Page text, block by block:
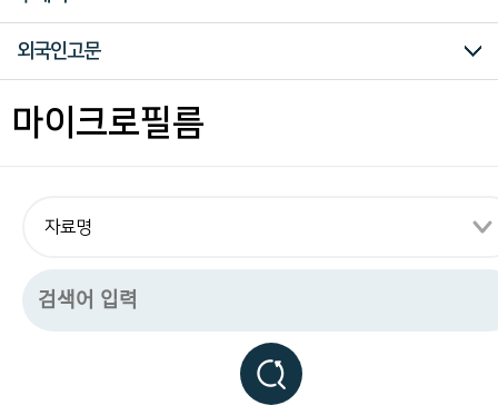
는
운
전체
시대
조선
개항기
개항이후
대한제국기
일제강점기
일제강점시대
해방이후
주제어
강제연행
개혁운동
견문보고
강제침탈
공산주의운동
국권침탈
근우회운동
노동운동
농민운동
민족주의
소년운동
신간회운동
언론출판운동
여성운동
조선공산당
종교단체
청년운동
학생운동
국내정치
군사제도
근대교육
근대문물
금융재정
기독교
내정간섭
대외관계
대외무역
독립운동
동양척식주식회사
동학
러시아
만주
독립군운동
모금활동
미주
산업일반
식민지교육
식민통치
언론 출판
외국인고문
이권침탈
인구통계
일본
일제침략
임시의정원
잡건
재정금융
재해
중국관내
치안범죄
토지조사사업
페르시아문서
하와이한인사회
한 일외교
한국강점
훈령
기타
외국인고문
강제연행
개혁운동
견문보고
강제침탈
공산주의운동
국권침탈
근우회운동
노동운동
농민운동
민족주의
소년운동
신간회운동
언론출판운동
여성운동
조선공산당
종교단체
청년운동
학생운동
국내정치
군사제도
근대교육
근대문물
금융재정
기독교
내정간섭
대외관계
대외무역
독립운동
동양척식주식회사
동학
러시아
만주
독립군운동
모금활동
미주
산업일반
식민지교육
식민통치
언론 출판
외국인고문
이권침탈
인구통계
일본
일제침략
임시의정원
잡건
재정금융
재해
중국관내
치안범죄
토지조사사업
페르시아문서
하와이한인사회
한 일외교
한국강점
훈령
기타
마이크로필름